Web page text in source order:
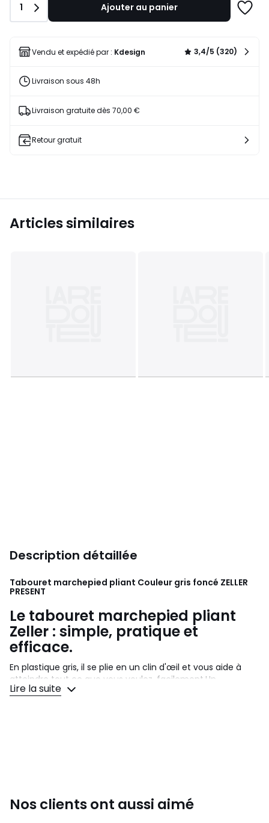
Quantité
1 Ajouter au panier
liste
Vendu et expédié par : Kdesign 3,4/5 (320)
Livraison sous 48h
Livraison gratuite dès 70,00 €
Retour gratuit
Articles similaires
Description détaillée
Tabouret marchepied pliant Couleur gris foncé ZELLER
PRESENT
Le tabouret marchepied pliant
Zeller : simple, pratique et
efficace.
En plastique gris, il se plie en un clin d'œil et vous aide à
atteindre tout ce que vous voulez, facilement.Un
indispensable pour simplifier votre quotidien !
Couleurs Gris Foncé
Tailles Taille Unique
Lire la suite
Nos clients ont aussi aimé